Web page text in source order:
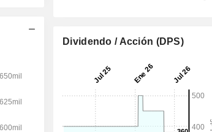
Dividendo / Acción (DPS)